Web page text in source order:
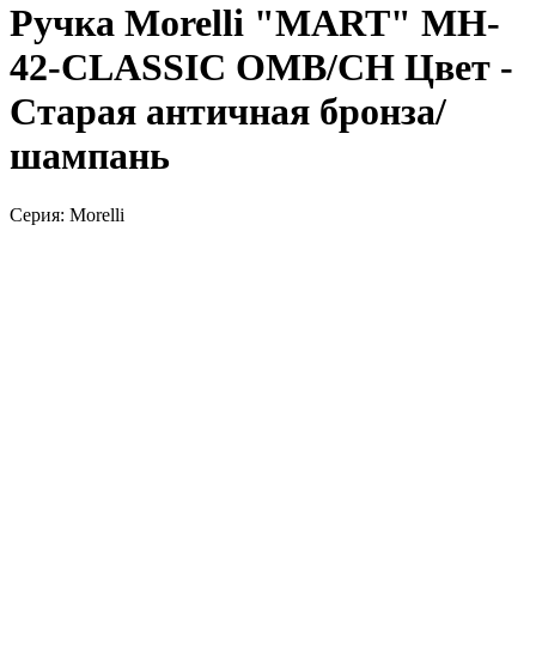
Ручка Morelli "MART" MH-
42-CLASSIC OMB/CH Цвет -
Старая античная бронза/
шампань
Серия: Morelli